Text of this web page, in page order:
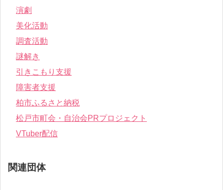
演劇
美化活動
調査活動
謎解き
引きこもり支援
障害者支援
柏市ふるさと納税
松戸市町会・自治会PRプロジェクト
VTuber配信
関連団体